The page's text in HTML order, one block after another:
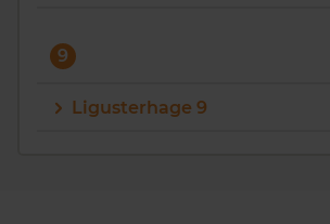
9
Ligusterhage 9